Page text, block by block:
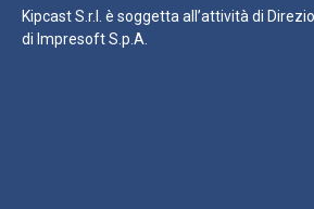
Kipcast S.r.l. è soggetta all’attività di
di Impresoft S.p.A.